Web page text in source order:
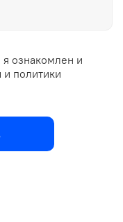
ознакомлен и
и политики